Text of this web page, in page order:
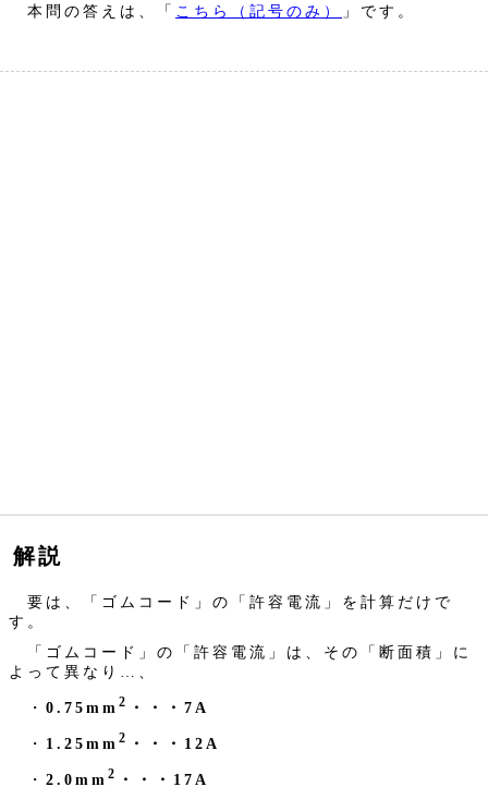
本問の答えは、「 こちら（記号のみ） 」です。
解説
要は、「ゴムコード」の「許容電流」を計算だけで
す。
「ゴムコード」の「許容電流」は、その「断面積」に
よって異なり…、
・ 0.75mm 2 ・・・7A
・ 1.25mm 2 ・・・12A
・ 2.0mm 2
・・・17A